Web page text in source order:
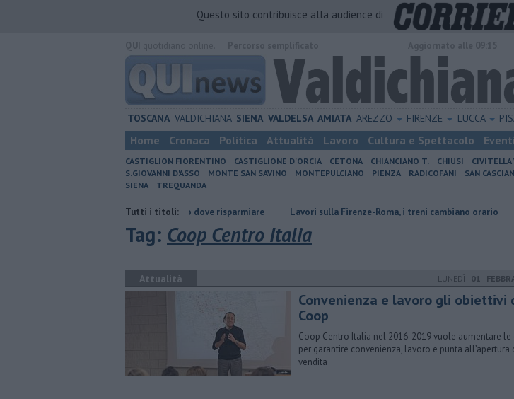
Questo sito contribuisce alla audience di
TOSCANA VALDICHIANA SIENA VALDELSA AMIATA AREZZO FIRENZE LUCCA
Home Cronaca Politica Attualità Lavoro Cultura e Spettacolo Eventi
CASTIGLION FIORENTINO CASTIGLIONE D'ORCIA CETONA CHIANCIANO T. CHIUSI CIVITELLA
S.GIOVANNI D'ASSO
MONTE SAN SAVINO MONTEPULCIANO PIENZA RADICOFANI SAN
SIENA
TREQUANDA
Tutti i titoli:
​Benzina, gasolio, gpl, ecco dove risparmiare Lavori sulla Firenze-Roma, i treni cambiano orario Incendi
Tag: Coop Centro Italia
Attualità LUNEDÌ 01
Convenienza e lavoro gli obiettivi
Coop
Coop Centro Italia nel 2016-2019 vuole aumentare
per garantire convenienza, lavoro e punta all’apertura
vendita